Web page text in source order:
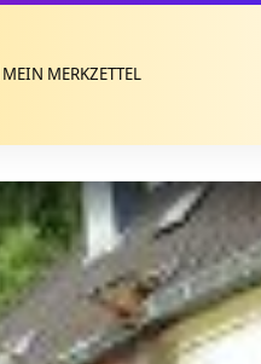
MEIN MERKZETTEL